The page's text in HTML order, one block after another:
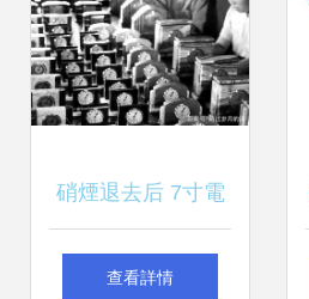
硝煙退去后 7寸電
視機批量生產與希
查看詳情